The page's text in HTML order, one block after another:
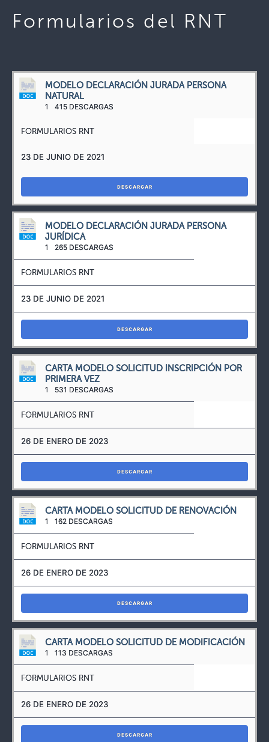
Formularios del RNT
MODELO DECLARACIÓN JURADA PERSONA
NATURAL
1 415 DESCARGAS
FORMULARIOS RNT
23 DE JUNIO DE 2021
DESCARGAR
MODELO DECLARACIÓN JURADA PERSONA
JURÍDICA
1 265 DESCARGAS
FORMULARIOS RNT
23 DE JUNIO DE 2021
DESCARGAR
CARTA MODELO SOLICITUD INSCRIPCIÓN POR
PRIMERA VEZ
1 531 DESCARGAS
FORMULARIOS RNT
26 DE ENERO DE 2023
DESCARGAR
CARTA MODELO SOLICITUD DE RENOVACIÓN
1 162 DESCARGAS
FORMULARIOS RNT
26 DE ENERO DE 2023
DESCARGAR
CARTA MODELO SOLICITUD DE MODIFICACIÓN
1 113 DESCARGAS
FORMULARIOS RNT
26 DE ENERO DE 2023
DESCARGAR